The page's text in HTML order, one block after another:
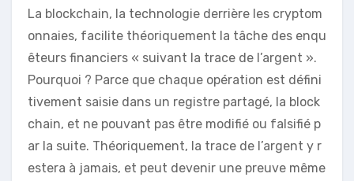
La blockchain, la technologie derrière les cryptom
onnaies, facilite théoriquement la tâche des enqu
êteurs financiers « suivant la trace de l’argent ».
Pourquoi ? Parce que chaque opération est défini
tivement saisie dans un registre partagé, la block
chain, et ne pouvant pas être modifié ou falsifié p
ar la suite. Théoriquement, la trace de l’argent y r
estera à jamais, et peut devenir une preuve même